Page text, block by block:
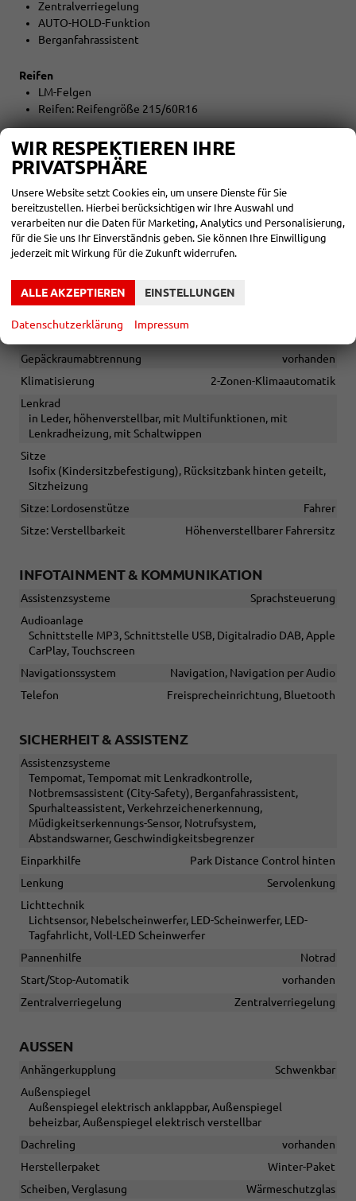
Zentralverriegelung
AUTO-HOLD-Funktion
Berganfahrassistent
Reifen
LM-Felgen
Reifen: Reifengröße 215/60R16
Umwelt
Abgaskonzept EU6e
DIESELPARTIKELFILTER
START-STOPP-Automatik
Sonstiges
Irrtümer vorbehalten
INNEN
Gepäckraumabtrennung
vorhanden
Klimatisierung
2-Zonen-Klimaautomatik
Lenkrad
in Leder, höhenverstellbar, mit Multifunktionen, mit
Lenkradheizung, mit Schaltwippen
Sitze
Isofix (Kindersitzbefestigung), Rücksitzbank hinten geteilt,
Sitzheizung
Sitze: Lordosenstütze
Fahrer
Sitze: Verstellbarkeit
Höhenverstellbarer Fahrersitz
INFOTAINMENT & KOMMUNIKATION
Assistenzsysteme
Sprachsteuerung
Audioanlage
Schnittstelle MP3, Schnittstelle USB, Digitalradio DAB, Apple
CarPlay, Touchscreen
Navigationssystem
Navigation, Navigation per Audio
Telefon
Freisprecheinrichtung, Bluetooth
SICHERHEIT & ASSISTENZ
Assistenzsysteme
Tempomat, Tempomat mit Lenkradkontrolle,
Notbremsassistent (City-Safety), Berganfahrassistent,
Spurhalteassistent, Verkehrzeichenerkennung,
Müdigkeitserkennungs-Sensor, Notrufsystem,
Abstandswarner, Geschwindigkeitsbegrenzer
Einparkhilfe
Park Distance Control hinten
Lenkung
Servolenkung
Lichttechnik
Lichtsensor, Nebelscheinwerfer, LED-Scheinwerfer, LED-
Tagfahrlicht, Voll-LED Scheinwerfer
Pannenhilfe
Notrad
Start/Stop-Automatik
vorhanden
Zentralverriegelung
Zentralverriegelung
AUSSEN
Anhängerkupplung
Schwenkbar
Außenspiegel
Außenspiegel elektrisch anklappbar, Außenspiegel
beheizbar, Außenspiegel elektrisch verstellbar
Dachreling
vorhanden
Herstellerpaket
Winter-Paket
Scheiben, Verglasung
Wärmeschutzglas
WIR RESPEKTIEREN IHRE
PRIVATSPHÄRE
Unsere Website setzt Cookies ein, um unsere Dienste für Sie
bereitzustellen. Hierbei berücksichtigen wir Ihre Auswahl und
verarbeiten nur die Daten für Marketing, Analytics und Personalisierung,
für die Sie uns Ihr Einverständnis geben. Sie können Ihre Einwilligung
jederzeit mit Wirkung für die Zukunft widerrufen.
ALLE AKZEPTIEREN EINSTELLUNGEN
Datenschutzerklärung Impressum